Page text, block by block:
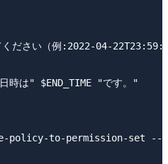
ください（例:2022-04-
時は" $END_TIME "です。"
to-permission-set --